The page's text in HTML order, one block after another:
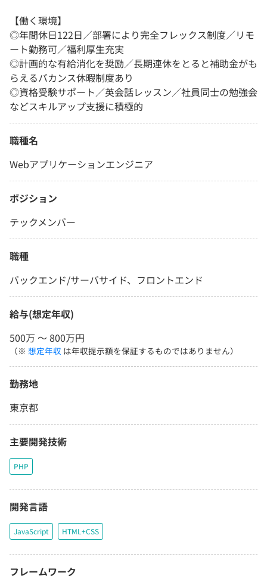
【働く環境】
◎年間休日122日／部署により完全フレックス制度／リモ
ート勤務可／福利厚生充実
◎計画的な有給消化を奨励／長期連休をとると補助金がも
らえるバカンス休暇制度あり
◎資格受験サポート／英会話レッスン／社員同士の勉強会
などスキルアップ支援に積極的
職種名
Webアプリケーションエンジニア
ポジション
テックメンバー
職種
バックエンド/サーバサイド、フロントエンド
給与(想定年収)
500万 〜 800万円
（※ 想定年収 は年収提示額を保証するものではありません）
勤務地
東京都
主要開発技術
PHP
開発言語
JavaScript HTML+CSS
フレームワーク